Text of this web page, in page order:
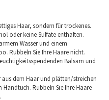
Haar, sondern für trockenes.
oder keine Sulfate enthalten.
Wasser und einem
Rubbeln Sie Ihre Haare nicht.
Balsam und
aus dem Haar und plätten/streichen
Rubbeln Sie Ihre Haare